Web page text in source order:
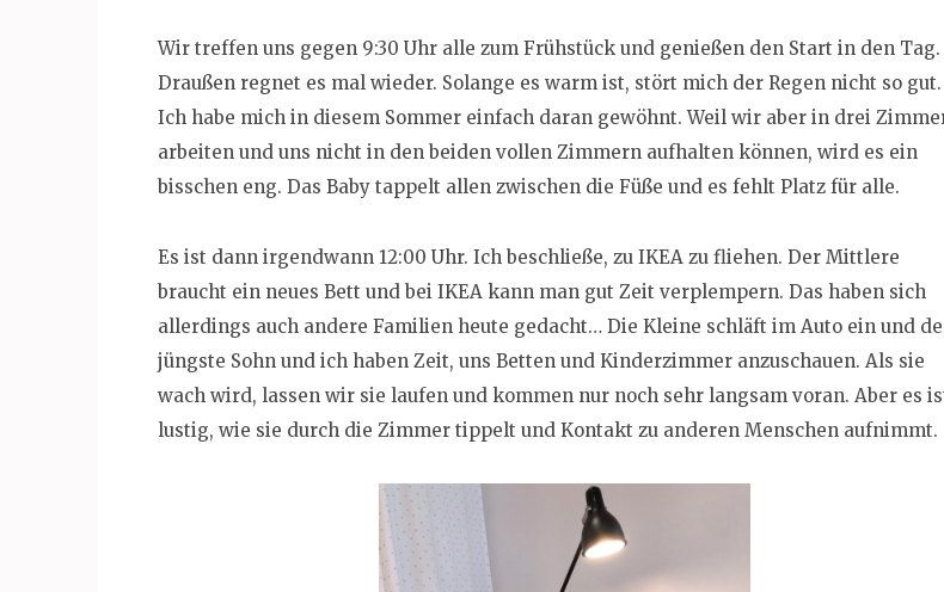
Wir treffen uns gegen 9:30 Uhr alle zum Frühstück und genießen den Start in den Tag.
Draußen regnet es mal wieder. Solange es warm ist, stört mich der Regen nicht so gut.
Ich habe mich in diesem Sommer einfach daran gewöhnt. Weil wir aber in drei
arbeiten und uns nicht in den beiden vollen Zimmern aufhalten können, wird es ein
bisschen eng. Das Baby tappelt allen zwischen die Füße und es fehlt Platz für alle.
Es ist dann irgendwann 12:00 Uhr. Ich beschließe, zu IKEA zu fliehen. Der Mittlere
braucht ein neues Bett und bei IKEA kann man gut Zeit verplempern. Das haben sich
allerdings auch andere Familien heute gedacht… Die Kleine schläft im Auto ein und
jüngste Sohn und ich haben Zeit, uns Betten und Kinderzimmer anzuschauen. Als sie
wach wird, lassen wir sie laufen und kommen nur noch sehr langsam voran. Aber es
lustig, wie sie durch die Zimmer tippelt und Kontakt zu anderen Menschen aufnimmt.